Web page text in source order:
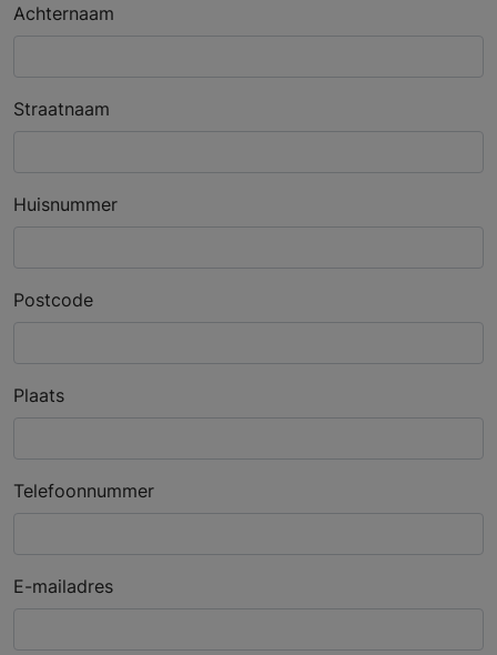
Achternaam
Straatnaam
Huisnummer
Postcode
Plaats
Telefoonnummer
E-mailadres